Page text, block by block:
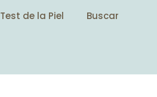
Test de la Piel
Buscar